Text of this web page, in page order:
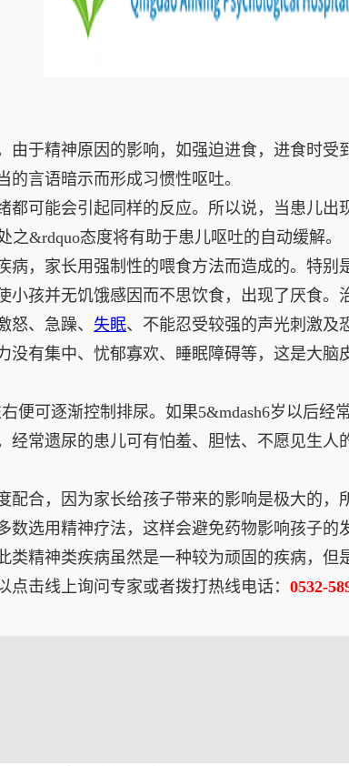
于精神原因的影响，如强迫进食，进食时受
言语暗示而形成习惯性呕吐。
可能会引起同样的反应。所以说，当患儿出
&rdquo态度将有助于患儿呕吐的自动缓解。
家长用强制性的喂食方法而造成的。特别
孩并无饥饿感因而不思饮食，出现了厌食。
、急躁、 失眠、不能忍受较强的声光刺激及
没有集中、忧郁寡欢、睡眠障碍等，这是大
可逐渐控制排尿。如果5&mdash6岁以后经
经常遗尿的患儿可有怕羞、胆怯、不愿见生
合，因为家长给孩子带来的影响是极大的，
选用精神疗法，这样会避免药物影响孩子的
类精神类疾病虽然是一种较为顽固的疾病，
点击线上询问专家或者拨打热线电话：0532-